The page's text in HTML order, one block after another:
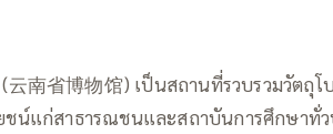
(云南省博物馆) เป็นสถานที่รวบรวมวัตถุ
น์แก่สาธารณชนและสถาบันการศึกษาทั่ว